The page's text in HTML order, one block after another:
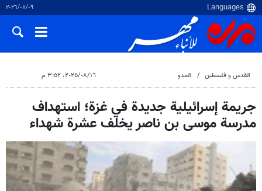
٠٩‏/٠٨‏/٢٠٢٦
القدس و فلسطین العدو ١٦‏/٠٨‏/٢٠٢٥، ٣:٥٢ م
جريمة إسرائيلية جديدة في غزة؛ استهداف
مدرسة موسى بن ناصر يخلف عشرة شهداء